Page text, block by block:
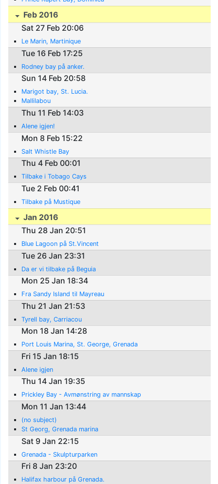
Feb 2016
Sat 27 Feb 20:06
Le Marin, Martinique
Tue 16 Feb 17:25
Rodney bay på anker.
Sun 14 Feb 20:58
Marigot bay, St. Lucia.
Mallilabou
Thu 11 Feb 14:03
Alene igjen!
Mon 8 Feb 15:22
Salt Whistle Bay
Thu 4 Feb 00:01
Tilbake i Tobago Cays
Tue 2 Feb 00:41
Tilbake på Mustique
Jan 2016
Thu 28 Jan 20:51
Blue Lagoon på St.Vincent
Tue 26 Jan 23:31
Da er vi tilbake på Beguia
Mon 25 Jan 18:34
Fra Sandy Island til Mayreau
Thu 21 Jan 21:53
Tyrell bay, Carriacou
Mon 18 Jan 14:28
Port Louis Marina, St. George, Grenada
Fri 15 Jan 18:15
Alene igjen
Thu 14 Jan 19:35
Prickley Bay - Avmønstring av mannskap
Mon 11 Jan 13:44
(no subject)
St Georg, Grenada marina
Sat 9 Jan 22:15
Grenada - Skulpturparken
Fri 8 Jan 23:20
Halifax harbour på Grenada.